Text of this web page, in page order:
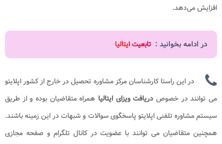
افزایش می‌دهد.
در ادامه بخوانید : تابعیت ایتالیا
در این راستا کارشناسان مرکز مشاوره تحصیل در خارج از کشور اپلایتو
می توانند در خصوص دریافتویزای ایتالیا همراه متقاضیان بوده و از طریق
سیستم مشاوره تلفنی اپلایتو پاسخگوی سوالات و شبهات در این زمینه باشند.
همچنین متقاضیان می توانند با عضویت در کانال تلگرام و صفحه مجازی